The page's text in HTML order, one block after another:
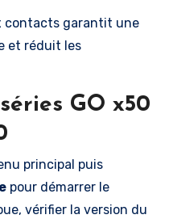
contacts garantit une
et réduit les
GO x50
principal puis
pour démarrer le
vérifier la version du